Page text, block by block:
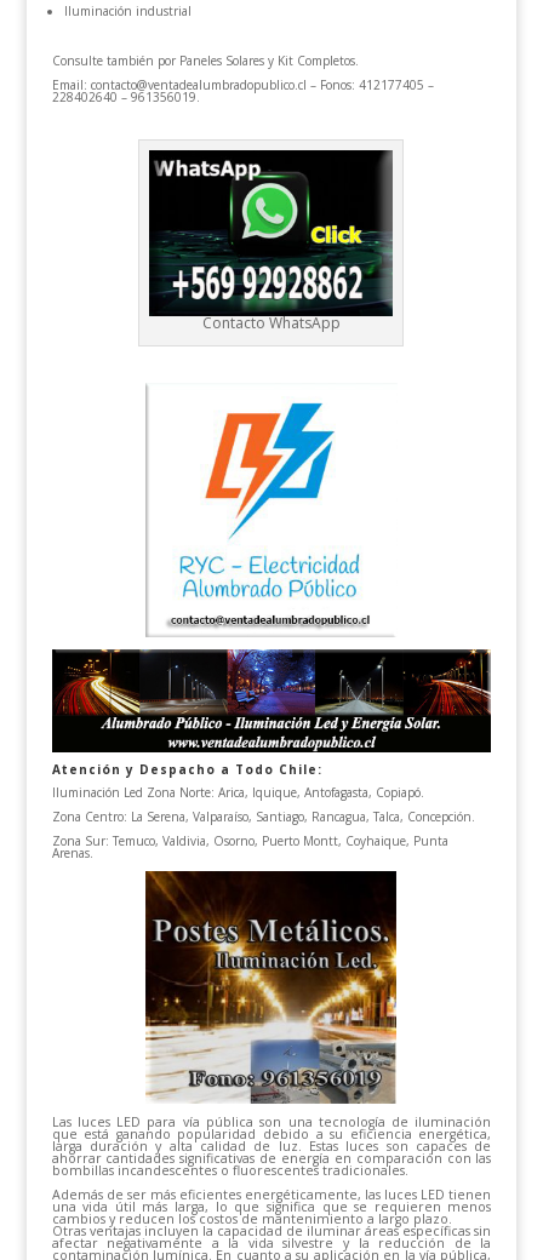
Iluminación industrial
Consulte también por Paneles Solares y Kit Completos.
Email: contacto@ventadealumbradopublico.cl – Fonos: 412177405 –
228402640 – 961356019.
Contacto WhatsApp
Atención y Despacho a Todo Chile:
Iluminación Led Zona Norte: Arica, Iquique, Antofagasta, Copiapó.
Zona Centro: La Serena, Valparaíso, Santiago, Rancagua, Talca, Concepción.
Zona Sur: Temuco, Valdivia, Osorno, Puerto Montt, Coyhaique, Punta
Arenas.
Las luces LED para vía pública son una tecnología de iluminación
que está ganando popularidad debido a su eficiencia energética,
larga duración y alta calidad de luz. Estas luces son capaces de
ahorrar cantidades significativas de energía en comparación con las
bombillas incandescentes o fluorescentes tradicionales.
Además de ser más eficientes energéticamente, las luces LED tienen
una vida útil más larga, lo que significa que se requieren menos
cambios y reducen los costos de mantenimiento a largo plazo.
Otras ventajas incluyen la capacidad de iluminar áreas específicas sin
afectar negativamente a la vida silvestre y la reducción de la
contaminación lumínica. En cuanto a su aplicación en la vía pública,